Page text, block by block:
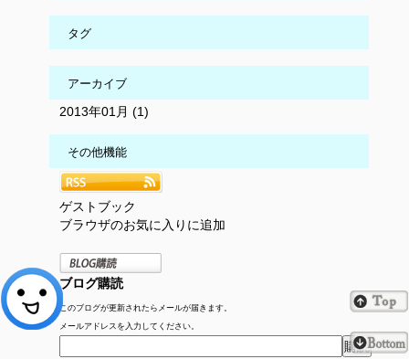
タグ
アーカイブ
2013年01月 (1)
その他機能
ゲストブック
ブラウザのお気に入りに追加
ブログ購読
このブログが更新されたらメールが届きます。
メールアドレスを入力してください。